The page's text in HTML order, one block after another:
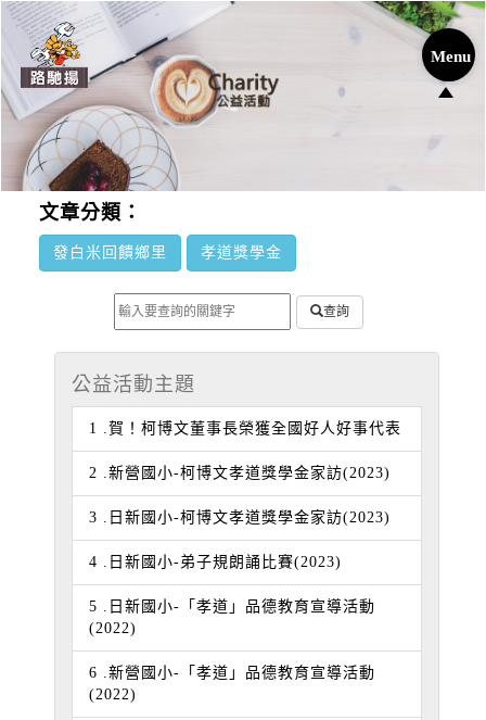
文章分類：
發白米回饋鄉里 孝道獎學金
查詢
公益活動主題
1 .賀！柯博文董事長榮獲全國好人好事代表
2 .新營國小-柯博文孝道獎學金家訪(2023)
3 .日新國小-柯博文孝道獎學金家訪(2023)
4 .日新國小-弟子規朗誦比賽(2023)
5 .日新國小-「孝道」品德教育宣導活動
(2022)
6 .新營國小-「孝道」品德教育宣導活動
(2022)